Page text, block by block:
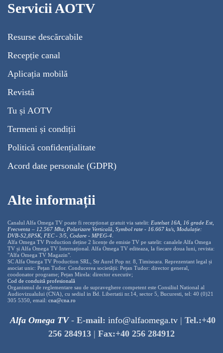
Servicii AOTV
Resurse descărcabile
Recepție canal
Aplicația mobilă
Revistă
Tu și AOTV
Termeni și condiții
Politică confidențialitate
Acord date personale (GDPR)
Alte informații
Canalul Alfa Omega TV poate fi recepționat gratuit via satelit: Eutelsat 16A, 16 grade Est,
Frecventa – 12.567 Mhz, Polarizare Verticală, Symbol rate - 16.667 ks/s, Modulație:
DVB-S2,8PSK, FEC - 3/5, Codare - MPEG-4.
Alfa Omega TV Production deține 2 licențe de emisie TV pe satelit: canalele Alfa Omega
TV și Alfa Omega TV Internațional. Alfa Omega TV editeaza, la fiecare doua luni, revista:
"Alfa Omega TV Magazin".
SC Alfa Omega TV Production SRL, Str Aurel Pop nr. 8, Timisoara. Reprezentant legal și
asociat unic: Pețan Tudor. Conducerea societății: Pețan Tudor: director general,
coodonator programe; Pețan Mirela: director executiv;
Cod de conduită profesională
Organismul de reglementare sau de supraveghere competent este Consiliul National al
Audiovizualului (CNA), cu sediul in Bd. Libertatii nr.14, sector 5, Bucuresti, tel: 40 (0)21
305 5350, email: cna@cna.ro
Alfa Omega TV- E-mail: info@alfaomega.tv | Tel.:+40
256 284913 | Fax:+40 256 284912